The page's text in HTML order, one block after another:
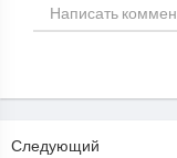
Следующий